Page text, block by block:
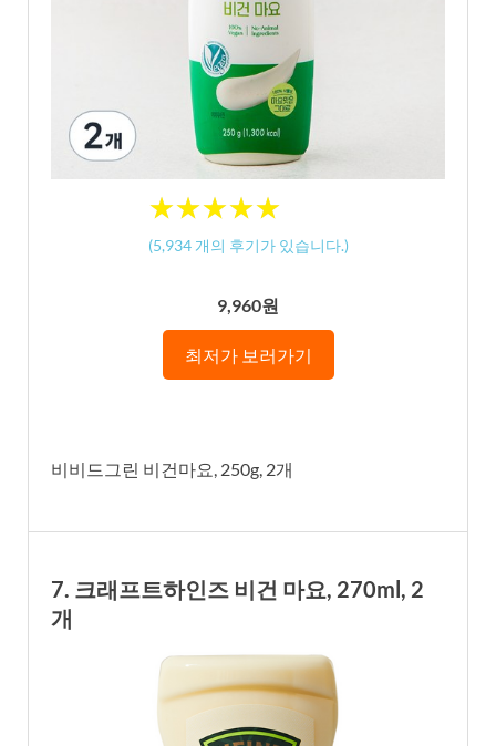
★★★★★
★★★★★
(5,934개의 후기가 있습니다.)
9,960원
최저가 보러가기
비비드그린 비건마요, 250g, 2개
7. 크래프트하인즈 비건 마요, 270ml, 2
개